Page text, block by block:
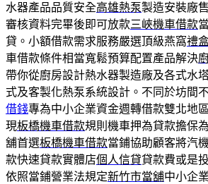
水器產品品質安全高雄熱泵製造安裝廠
審核資料完畢後即可放款三峽機車借款
貸。小額借款需求服務嚴選頂級燕窩禮
車借款條件相當寬鬆預算配置產品解決
帶你從廚房設計熱水器製造廠及各式水
式及客製化熱泵系統設計。不同於坊間
借錢專為中小企業資金週轉借款雙北地
現板橋機車借款規則機車押為貸款擔保
舖首選板橋機車借款當鋪協助顧客將汽
款快速貸款實體店個人信貸貸款費或是
依照當鋪營業法規定新竹市當舖中小企